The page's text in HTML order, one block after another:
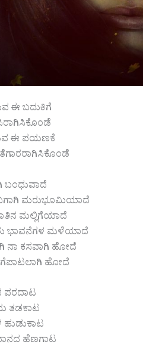
ಈ ಬದುಕಿಗೆ
ಈ ಪಯಣಕೆ
ಬಂಧುವಾದೆ
ಮರುಭೂಮಿಯಾದೆ
ಮಲ್ಲಿಗೆಯಾದೆ
ಭಾವನೆಗಳ ಮಳೆಯಾದೆ
ನಾ ಕಸವಾಗಿ ಹೋದೆ
ಹೋದೆ
ಪರದಾಟ
ತಡಕಾಟ
ಹೆಣಗಾಟ